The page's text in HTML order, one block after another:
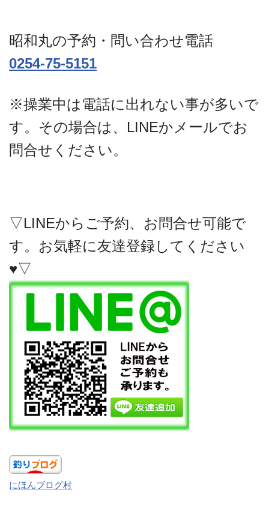
昭和丸の予約・問い合わせ電話
0254-75-5151
※操業中は電話に出れない事が多いで
す。その場合は、LINEかメールでお
問合せください。
▽LINEからご予約、お問合せ可能で
す。お気軽に友達登録してください
♥▽
にほんブログ村